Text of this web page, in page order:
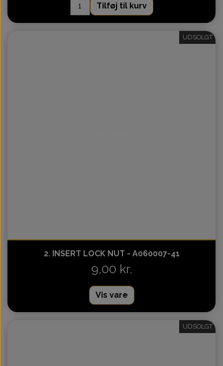
Tilføj til kurv
UDSOLGT
2. INSERT LOCK NUT - A060007-41
9,00 kr.
Vis vare
UDSOLGT